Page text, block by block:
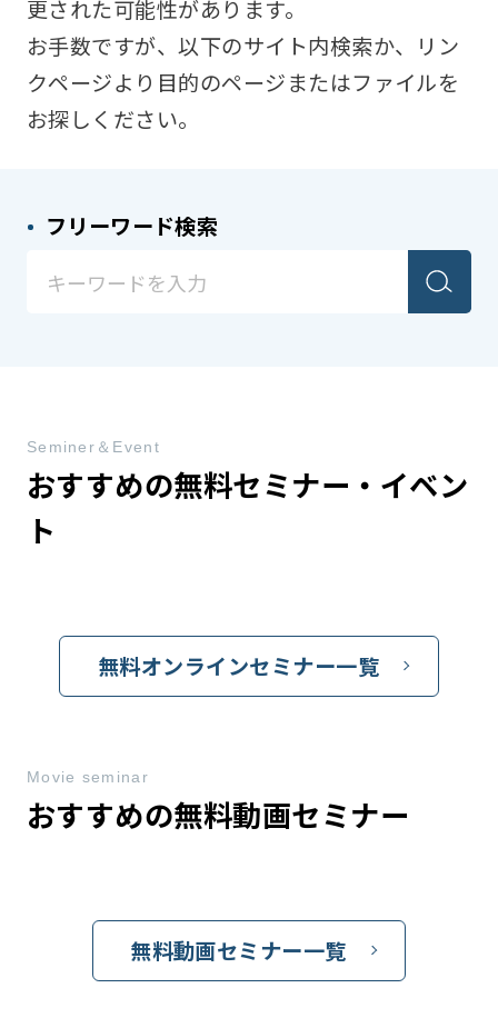
更された可能性があります。
お手数ですが、以下のサイト内検索か、リン
クページより目的のページまたはファイルを
お探しください。
フリーワード検索
おすすめの無料セミナー・イベン
ト
Seminer＆Event
無料オンラインセミナー一覧
おすすめの無料動画セミナー
Movie seminar
無料動画セミナー一覧